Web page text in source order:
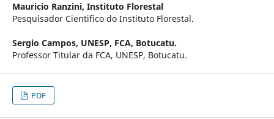
Mauricio Ranzini, Instituto Florestal
Pesquisador Cientifico do Instituto Florestal.
Sergio Campos, UNESP, FCA, Botucatu.
Professor Titular da FCA, UNESP, Botucatu.
PDF